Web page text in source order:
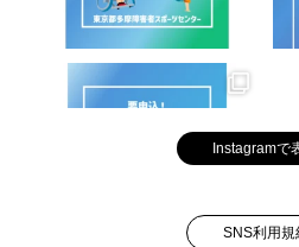
Instagramで
SNS利用規